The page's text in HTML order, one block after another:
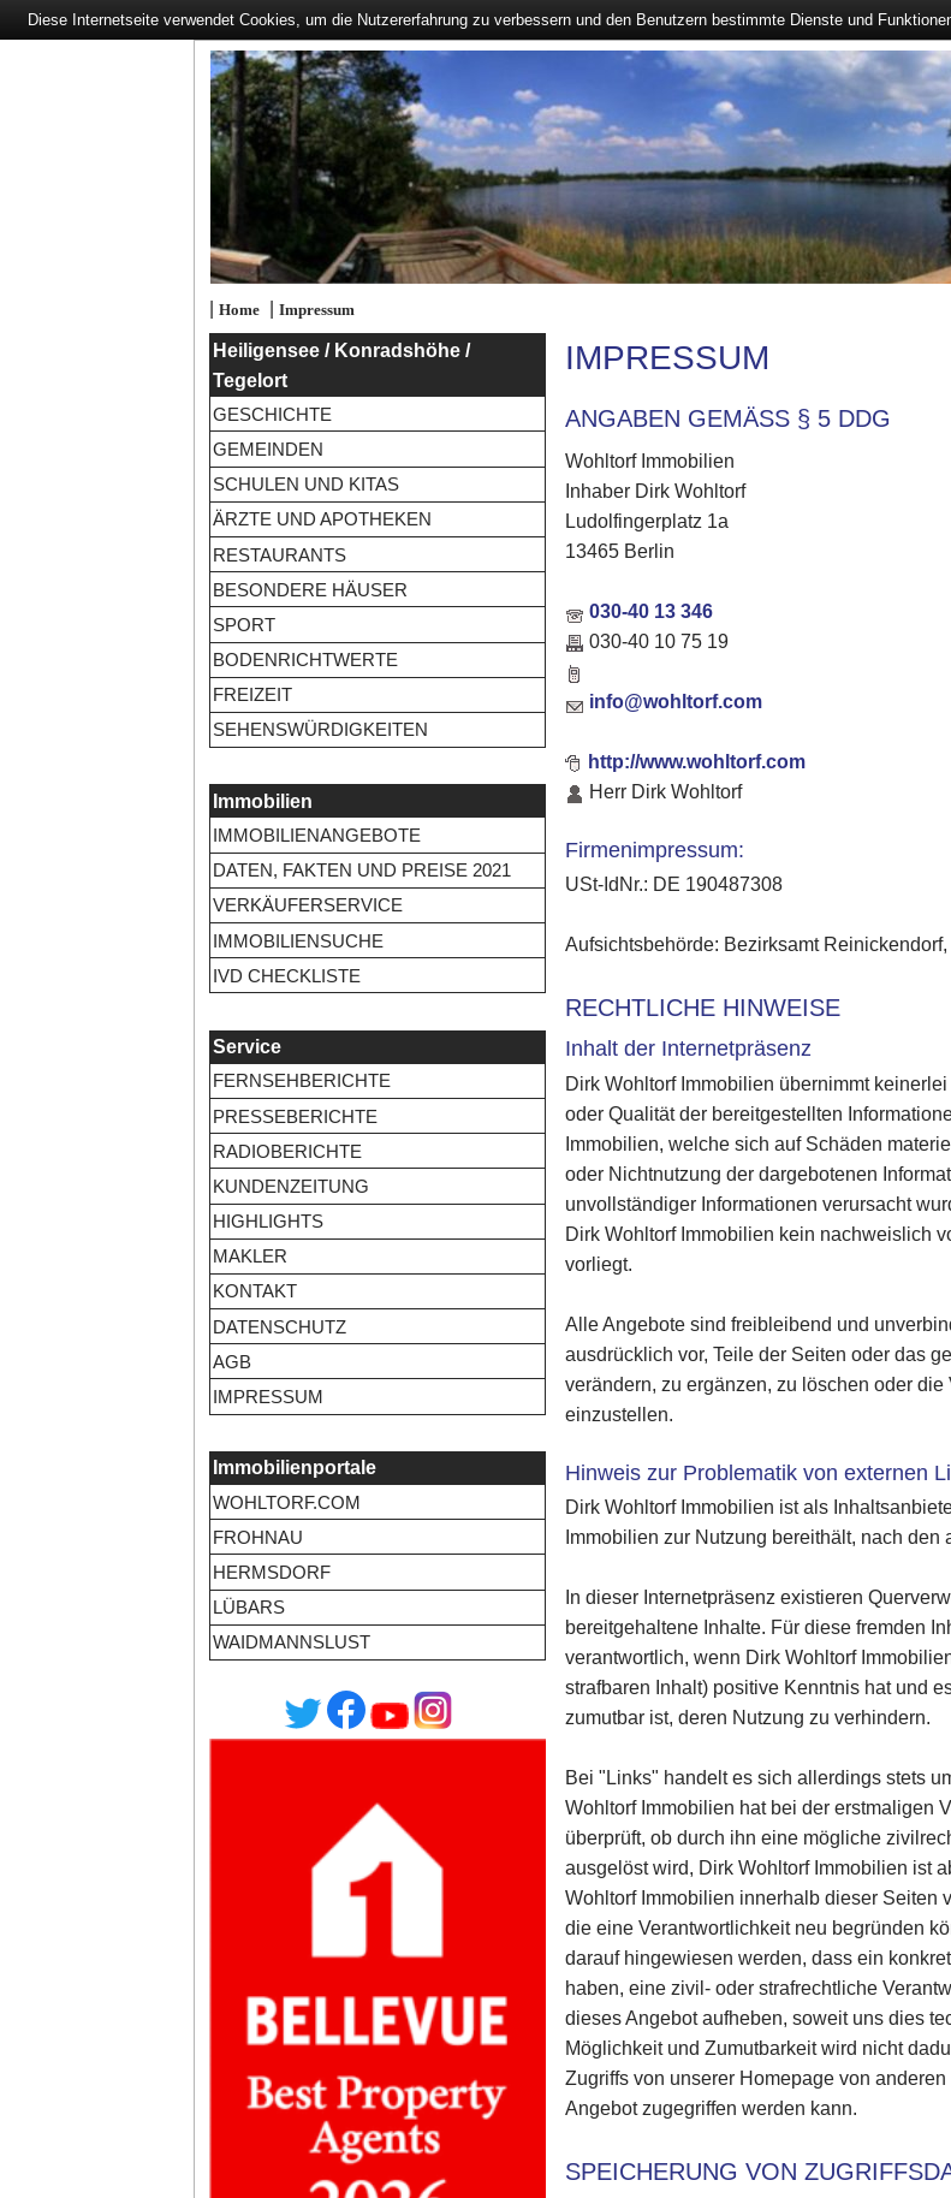
| Home| Impressum
Heiligensee / Konradshöhe /
Tegelort
GESCHICHTE
GEMEINDEN
SCHULEN UND KITAS
ÄRZTE UND APOTHEKEN
RESTAURANTS
BESONDERE HÄUSER
SPORT
BODENRICHTWERTE
FREIZEIT
SEHENSWÜRDIGKEITEN
Immobilien
IMMOBILIENANGEBOTE
DATEN, FAKTEN UND PREISE 2021
VERKÄUFERSERVICE
IMMOBILIENSUCHE
IVD CHECKLISTE
Service
FERNSEHBERICHTE
PRESSEBERICHTE
RADIOBERICHTE
KUNDENZEITUNG
HIGHLIGHTS
MAKLER
KONTAKT
DATENSCHUTZ
AGB
IMPRESSUM
Immobilienportale
WOHLTORF.COM
FROHNAU
HERMSDORF
LÜBARS
WAIDMANNSLUST
IMPRESSUM
ANGABEN GEMÄSS § 5 DDG
Wohltorf Immobilien
Inhaber Dirk Wohltorf
Ludolfingerplatz 1a
13465 Berlin
030-40 13 346
030-40 10 75 19
info@wohltorf.com
http://www.wohltorf.com
Herr Dirk Wohltorf
Firmenimpressum:
USt-IdNr.: DE 190487308
Aufsichtsbehörde: Bezirksamt
RECHTLICHE HINWEISE
Inhalt der Internetpräsenz
Dirk Wohltorf Immobilien übernimmt
oder Qualität der bereitgestellten
Immobilien, welche sich auf Schäden
oder Nichtnutzung der dargebotenen
unvollständiger Informationen verursacht
Dirk Wohltorf Immobilien kein nachweislich
vorliegt.
Alle Angebote sind freibleibend und
ausdrücklich vor, Teile der Seiten oder das
verändern, zu ergänzen, zu löschen oder
einzustellen.
Hinweis zur Problematik von externen
Dirk Wohltorf Immobilien ist als
Immobilien zur Nutzung bereithält, nach
In dieser Internetpräsenz existieren
bereitgehaltene Inhalte. Für diese fremden
verantwortlich, wenn Dirk Wohltorf
strafbaren Inhalt) positive Kenntnis hat und
zumutbar ist, deren Nutzung zu verhindern.
Bei "Links" handelt es sich allerdings stets
Wohltorf Immobilien hat bei der erstmaligen
überprüft, ob durch ihn eine mögliche
ausgelöst wird, Dirk Wohltorf Immobilien ist
Wohltorf Immobilien innerhalb dieser Seiten
die eine Verantwortlichkeit neu begründen
darauf hingewiesen werden, dass ein
haben, eine zivil- oder strafrechtliche
dieses Angebot aufheben, soweit uns dies
Möglichkeit und Zumutbarkeit wird nicht
Zugriffs von unserer Homepage von
Angebot zugegriffen werden kann.
SPEICHERUNG VON
Diese Internetseite verwendet Cookies, um die Nutzererfahrung zu verbessern und den Benutzern bestimmte Dienste und